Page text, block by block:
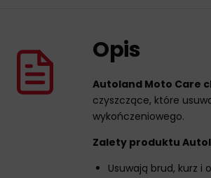
Opis
Autoland Moto Care
czyszczące, które
wykończeniowego.
Zalety produktu
Usuwają brud, kurz i